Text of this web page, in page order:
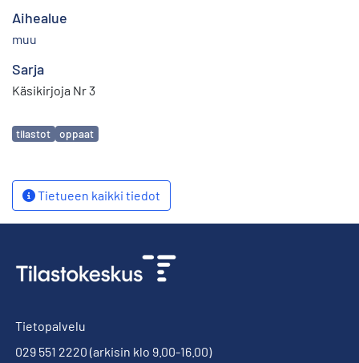
Aihealue
muu
Sarja
Käsikirjoja Nr 3
Avainsanat
tilastot oppaat
Tietueen kaikki tiedot
Tietopalvelu
029 551 2220 (arkisin klo 9.00-16.00)